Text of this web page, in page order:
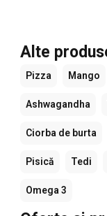
Alte
Pizza Mango
Ashwagandha
Ciorba de burta
Pisică Tedi
Omega 3